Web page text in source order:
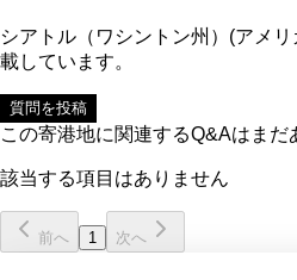
シアトル（ワシントン州）(アメリ
載しています。
質問を投稿
この寄港地に関連するQ&Aはまだ
該当する項目はありません
前へ 1 次へ